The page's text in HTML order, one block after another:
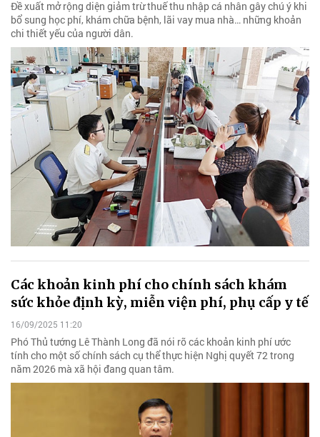
Đề xuất mở rộng diện giảm trừ thuế thu nhập cá nhân gây chú ý khi
bổ sung học phí, khám chữa bệnh, lãi vay mua nhà… những khoản
chi thiết yếu của người dân.
Các khoản kinh phí cho chính sách khám
sức khỏe định kỳ, miễn viện phí, phụ cấp y tế
16/09/2025 11:20
Phó Thủ tướng Lê Thành Long đã nói rõ các khoản kinh phí ước
tính cho một số chính sách cụ thể thực hiện Nghị quyết 72 trong
năm 2026 mà xã hội đang quan tâm.